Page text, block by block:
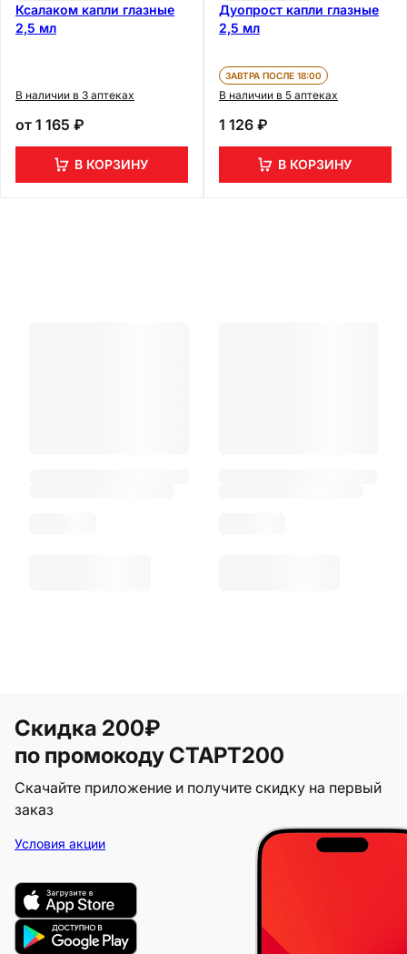
Ксалаком капли глазные
2,5 мл
В наличии в 3 аптеках
от 1 165 ₽
В КОРЗИНУ
Дуопрост капли глазные
2,5 мл
ЗАВТРА ПОСЛЕ 18:00
В наличии в 5 аптеках
1 126 ₽
В КОРЗИНУ
Скидка 200₽
по промокоду СТАРТ200
Скачайте приложение и получите скидку на первый
заказ
Условия акции